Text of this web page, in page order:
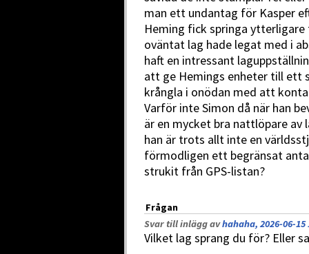
man ett undantag för Kasper
Heming fick springa
oväntat lag hade legat med i
haft en intressant
att ge Hemings enheter till ett
krångla i onödan med att
Varför inte Simon då när han
är en mycket bra nattlöpare av
han är trots allt inte en
förmodligen ett begränsat
strukit från GPS-listan?
Frågan
Svar till inlägg avhahaha, 2026-06-15
Vilket lag sprang du för? Eller